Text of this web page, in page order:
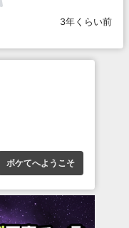
3年くらい前
ボケてへようこそ